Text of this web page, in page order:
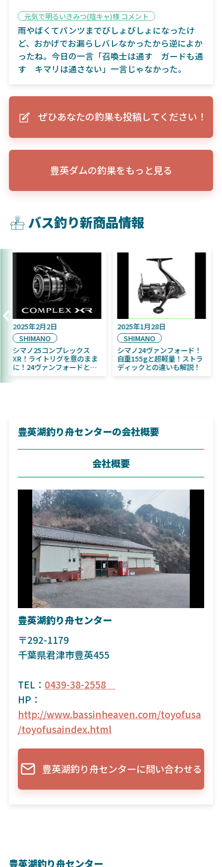
元気で明るいきみつ(陰キャ)様 コメント
雨やばくてパンツまでびしょびしょになったけ
ど、おかげでお漏らしバレなかったから逆によか
ったね。今日の一言「召喚士は通す ガードも通
す キマリは通さない」一言じゃなかった。
ぜひあなたの釣果も投稿してください！
豊英ダムの釣果をもっと見る
バス釣り新商品情報
く魚
お
2025年2月2日
SHIMANO
シマノ25コンプレックス
XR！ライトリグを意のまま
に！24ヴァンフォードとの
2025年1月28日
SHIMANO
シマノ24ヴァンフォード
自重155gと超軽量！スト
ディックとの違いも解説
豊英湖釣り舟センターの会社概要
会社概要
豊英湖釣り舟センター
〒292-1179
千葉県君津市豊英455
TEL： 0439-38-2558
HP：
http://www.bassinheaven.com/toyofusa
/toyofusaindex.html
豊英湖釣り舟センターに問い合わせる
豊英湖釣り舟センター